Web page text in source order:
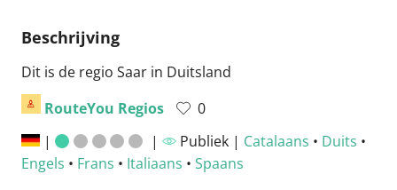
Beschrijving
Dit is de regio Saar in Duitsland
RouteYou Regios
0
|
| Publiek | Catalaans • Duits •
Engels • Frans • Italiaans • Spaans